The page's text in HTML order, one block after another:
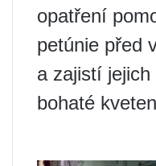
opatření
petúnie před
a zajistí
bohaté